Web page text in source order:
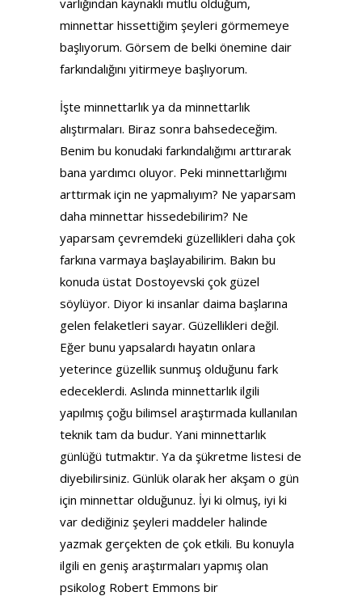
varlığından kaynaklı mutlu olduğum,
minnettar hissettiğim şeyleri görmemeye
başlıyorum. Görsem de belki önemine dair
farkındalığını yitirmeye başlıyorum.
İşte minnettarlık ya da minnettarlık
alıştırmaları. Biraz sonra bahsedeceğim.
Benim bu konudaki farkındalığımı arttırarak
bana yardımcı oluyor. Peki minnettarlığımı
arttırmak için ne yapmalıyım? Ne yaparsam
daha minnettar hissedebilirim? Ne
yaparsam çevremdeki güzellikleri daha çok
farkına varmaya başlayabilirim. Bakın bu
konuda üstat Dostoyevski çok güzel
söylüyor. Diyor ki insanlar daima başlarına
gelen felaketleri sayar. Güzellikleri değil.
Eğer bunu yapsalardı hayatın onlara
yeterince güzellik sunmuş olduğunu fark
edeceklerdi. Aslında minnettarlık ilgili
yapılmış çoğu bilimsel araştırmada kullanılan
teknik tam da budur. Yani minnettarlık
günlüğü tutmaktır. Ya da şükretme listesi de
diyebilirsiniz. Günlük olarak her akşam o gün
için minnettar olduğunuz. İyi ki olmuş, iyi ki
var dediğiniz şeyleri maddeler halinde
yazmak gerçekten de çok etkili. Bu konuyla
ilgili en geniş araştırmaları yapmış olan
psikolog Robert Emmons bir